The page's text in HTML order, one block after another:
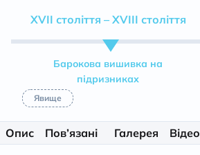
XVII століття – XVIII століття
Барокова вишивка на
підризниках
Явище
Опис
Пов’язані
Галерея Відео